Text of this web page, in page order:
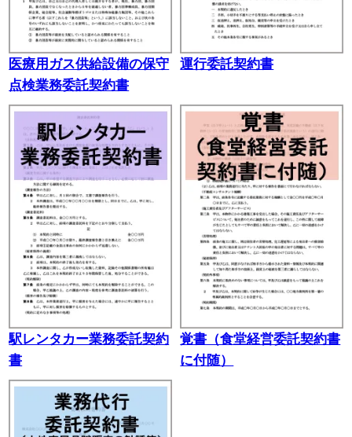
医療用ガス供給設備の保守
点検業務委託契約書
運行委託契約書
駅レンタカー業務委託契約
書
覚書（食堂経営委託契約書
に付随）